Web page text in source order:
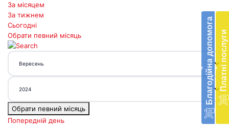
‹ Благодійна допомогав
‹ Платні послуги
За місяцем
За тижнем
Сьогодні
Обрати певний місяць
Обрати певний місяць
Попередній день